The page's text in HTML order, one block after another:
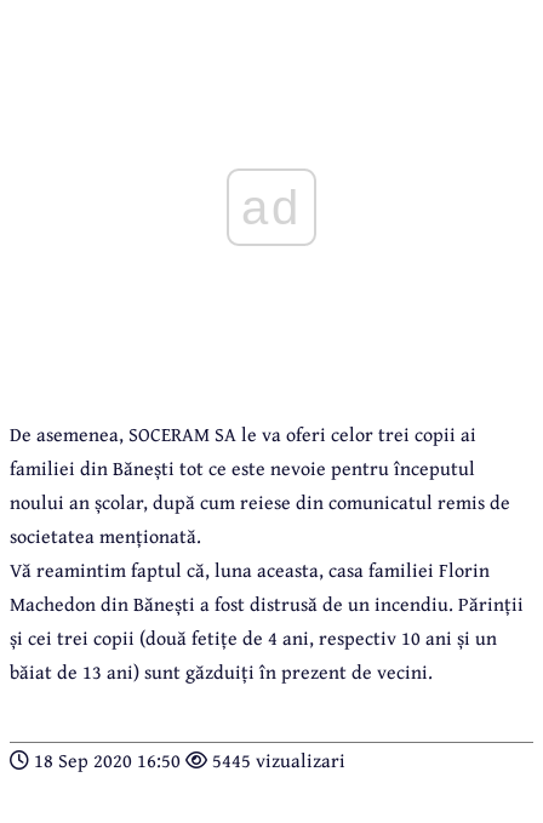
ad
De asemenea, SOCERAM SA le va oferi celor trei copii ai
familiei din Bănești tot ce este nevoie pentru începutul
noului an școlar, după cum reiese din comunicatul remis de
societatea menționată.
Vă reamintim faptul că, luna aceasta, casa familiei Florin
Machedon din Bănești a fost distrusă de un incendiu. Părinții
și cei trei copii (două fetițe de 4 ani, respectiv 10 ani și un
băiat de 13 ani) sunt găzduiți în prezent de vecini.
18 Sep 2020 16:50 5445 vizualizari